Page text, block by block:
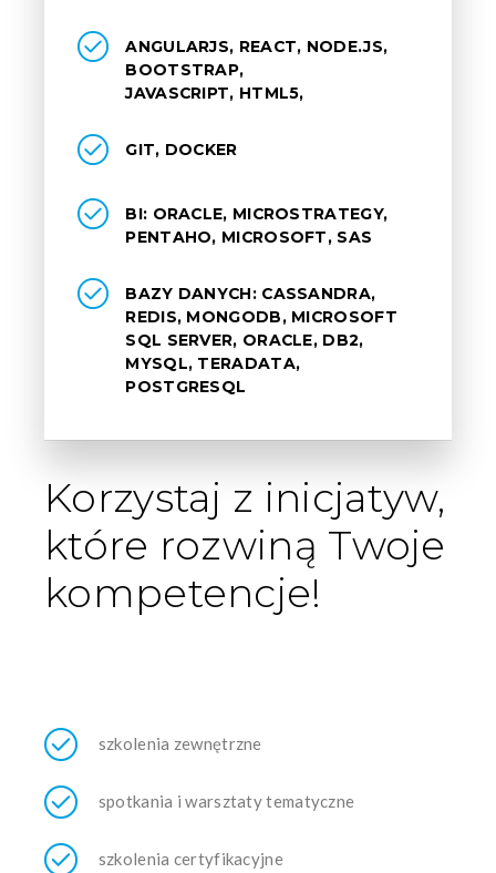
ANGULARJS, REACT, NODE.JS,
BOOTSTRAP,
JAVASCRIPT, HTML5,
GIT, DOCKER
BI: ORACLE, MICROSTRATEGY,
PENTAHO, MICROSOFT, SAS
BAZY DANYCH: CASSANDRA,
REDIS, MONGODB, MICROSOFT
SQL SERVER, ORACLE, DB2,
MYSQL, TERADATA,
POSTGRESQL
Korzystaj z inicjatyw,
które rozwiną Twoje
kompetencje!
szkolenia zewnętrzne
spotkania i warsztaty tematyczne
szkolenia certyfikacyjne